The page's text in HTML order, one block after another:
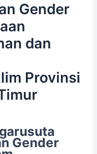
Gender
dan
Provinsi
Gender